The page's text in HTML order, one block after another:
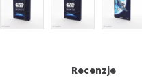
Recenzje